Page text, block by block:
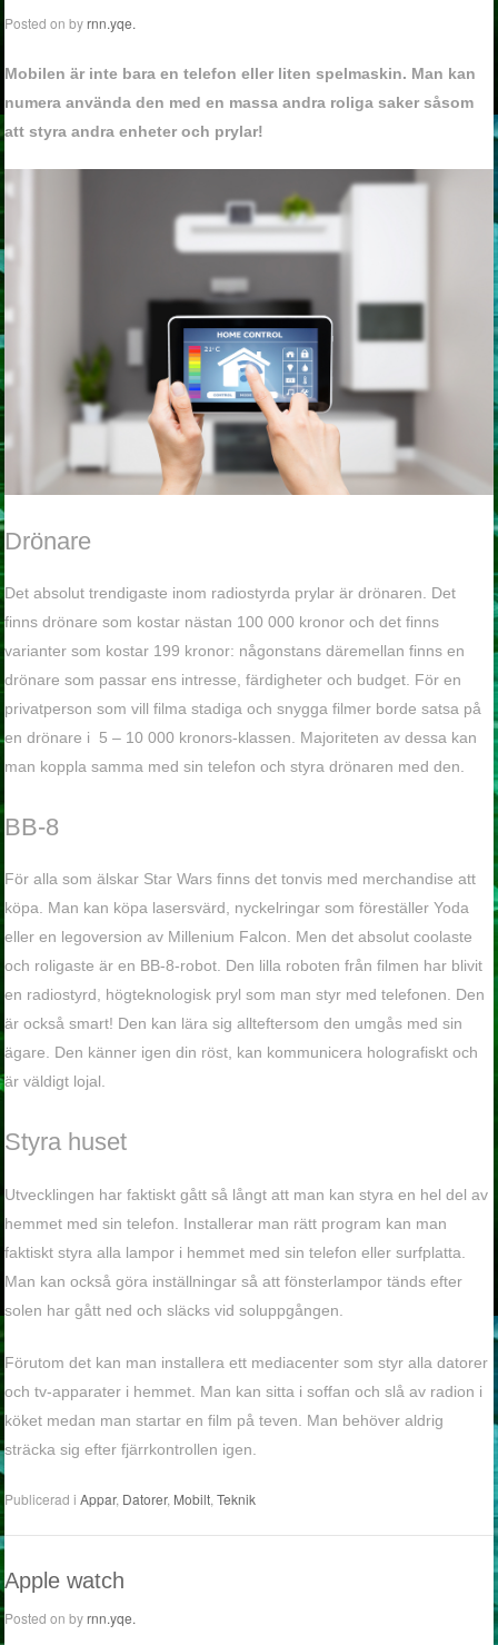
Posted onbyrnn.yqe.
Mobilen är inte bara en telefon eller liten spelmaskin. Man kan
numera använda den med en massa andra roliga saker såsom
att styra andra enheter och prylar!
Drönare
Det absolut trendigaste inom radiostyrda prylar är drönaren. Det
finns drönare som kostar nästan 100 000 kronor och det finns
varianter som kostar 199 kronor: någonstans däremellan finns en
drönare som passar ens intresse, färdigheter och budget. För en
privatperson som vill filma stadiga och snygga filmer borde satsa på
en drönare i 5 – 10 000 kronors-klassen. Majoriteten av dessa kan
man koppla samma med sin telefon och styra drönaren med den.
BB-8
För alla som älskar Star Wars finns det tonvis med merchandise att
köpa. Man kan köpa lasersvärd, nyckelringar som föreställer Yoda
eller en legoversion av Millenium Falcon. Men det absolut coolaste
och roligaste är en BB-8-robot. Den lilla roboten från filmen har blivit
en radiostyrd, högteknologisk pryl som man styr med telefonen. Den
är också smart! Den kan lära sig allteftersom den umgås med sin
ägare. Den känner igen din röst, kan kommunicera holografiskt och
är väldigt lojal.
Styra huset
Utvecklingen har faktiskt gått så långt att man kan styra en hel del av
hemmet med sin telefon. Installerar man rätt program kan man
faktiskt styra alla lampor i hemmet med sin telefon eller surfplatta.
Man kan också göra inställningar så att fönsterlampor tänds efter
solen har gått ned och släcks vid soluppgången.
Förutom det kan man installera ett mediacenter som styr alla datorer
och tv-apparater i hemmet. Man kan sitta i soffan och slå av radion i
köket medan man startar en film på teven. Man behöver aldrig
sträcka sig efter fjärrkontrollen igen.
Publicerad iAppar, Datorer, Mobilt ,Teknik
Apple watch
Posted onbyrnn.yqe.